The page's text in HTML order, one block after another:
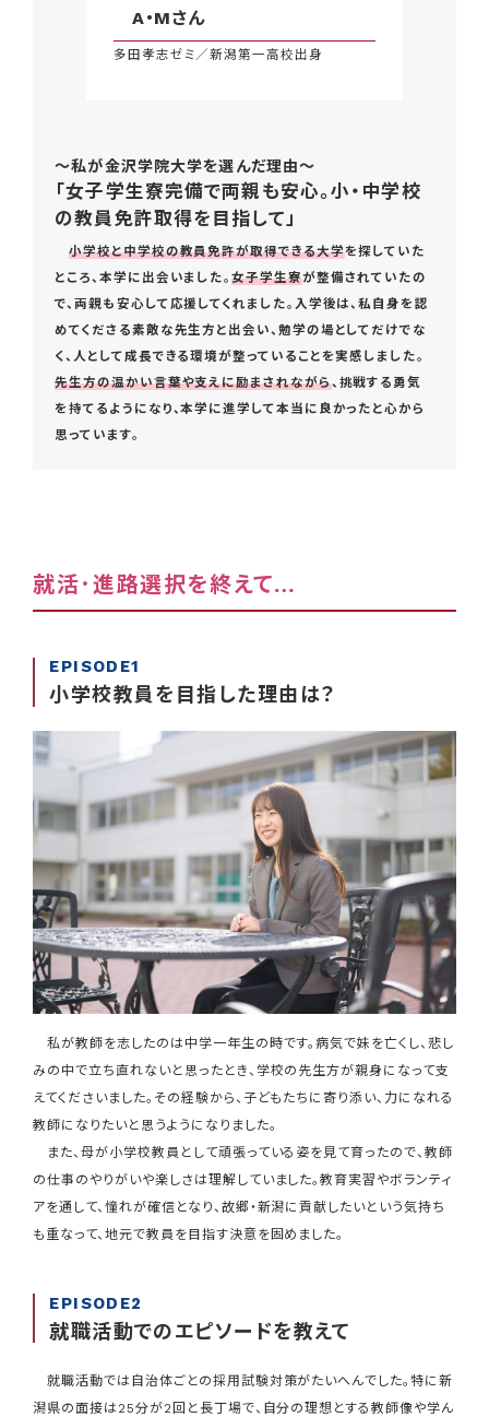
A・Mさん
多田孝志ゼミ／新潟第一高校出身
～私が金沢学院大学を選んだ理由～
「女子学生寮完備で両親も安心。小・中学校
の教員免許取得を目指して」
小学校と中学校の教員免許が取得できる大学を探していた
ところ、本学に出会いました。女子学生寮が整備されていたの
で、両親も安心して応援してくれました。入学後は、私自身を認
めてくださる素敵な先生方と出会い、勉学の場としてだけでな
く、人として成長できる環境が整っていることを実感しました。
先生方の温かい言葉や支えに励まされながら、挑戦する勇気
を持てるようになり、本学に進学して本当に良かったと心から
思っています。
就活･進路選択を終えて…
EPISODE1
小学校教員を目指した理由は？
私が教師を志したのは中学一年生の時です。病気で妹を亡くし、悲し
みの中で立ち直れないと思ったとき、学校の先生方が親身になって支
えてくださいました。その経験から、子どもたちに寄り添い、力になれる
教師になりたいと思うようになりました。
また、母が小学校教員として頑張っている姿を見て育ったので、教師
の仕事のやりがいや楽しさは理解していました。教育実習やボランティ
アを通して、憧れが確信となり、故郷・新潟に貢献したいという気持ち
も重なって、地元で教員を目指す決意を固めました。
EPISODE2
就職活動でのエピソードを教えて
就職活動では自治体ごとの採用試験対策がたいへんでした。特に新
潟県の面接は25分が2回と長丁場で、自分の理想とする教師像や学ん